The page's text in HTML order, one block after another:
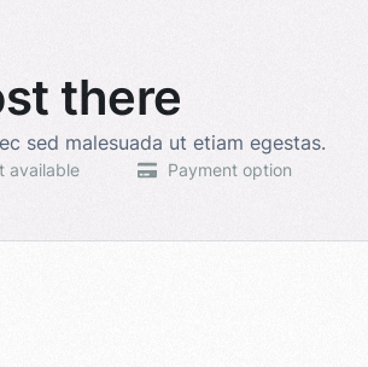
there
sed malesuada ut etiam egestas.
available Payment option